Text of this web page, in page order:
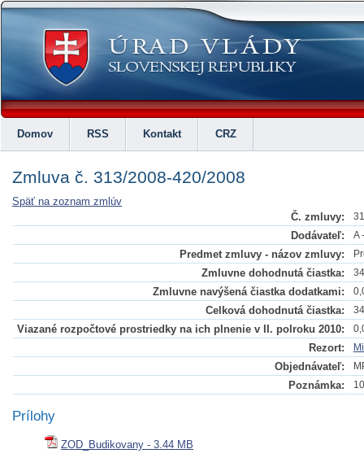
Domov RSS Kontakt CRZ
Zmluva č. 313/2008-420/2008
Späť na zoznam zmlúv
Č. zmluvy:
Dodávateľ: A
Predmet zmluvy - názov zmluvy:
Zmluvne dohodnutá čiastka:
Zmluvne navýšená čiastka dodatkami:
Celková dohodnutá čiastka:
Viazané rozpočtové prostriedky na ich plnenie v II. polroku 2010:
Rezort:
Objednávateľ:
Poznámka:
Prílohy
ZOD_Budikovany - 3.44 MB